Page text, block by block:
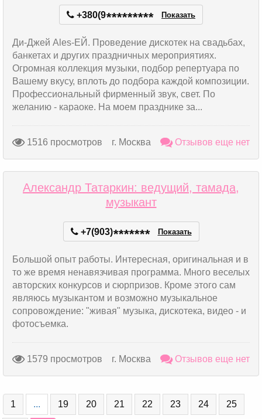
+380(9********* Показать
Ди-Джей Ales-ЕЙ. Проведение дискотек на свадьбах,
банкетах и других праздничных мероприятиях.
Огромная коллекция музыки, подбор репертуара по
Вашему вкусу, вплоть до подбора каждой композиции.
Профессиональный фирменный звук, свет. По
желанию - караоке. На моем празднике за...
1516 просмотров г. Москва Отзывов еще нет
Александр Татаркин: ведущий, тамада,
музыкант
+7(903)******* Показать
Большой опыт работы. Интересная, оригинальная и в
то же время ненавязчивая программа. Много веселых
авторских конкурсов и сюрпризов. Кроме этого сам
являюсь музыкантом и возможно музыкальное
сопровождение: "живая" музыка, дискотека, видео - и
фотосъемка.
1579 просмотров г. Москва Отзывов еще нет
1 ... 19 20 21 22 23 24 25